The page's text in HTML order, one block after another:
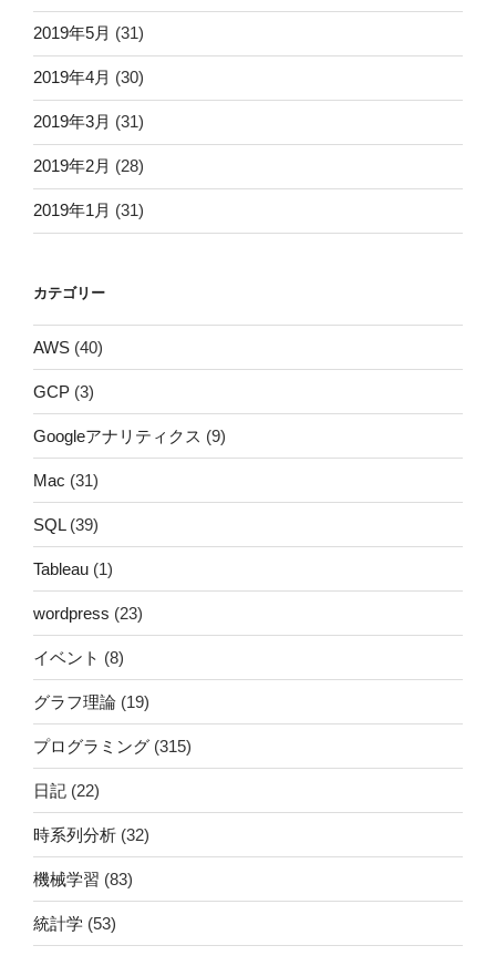
2019年5月 (31)
2019年4月 (30)
2019年3月 (31)
2019年2月 (28)
2019年1月 (31)
カテゴリー
AWS (40)
GCP (3)
Googleアナリティクス (9)
Mac (31)
SQL(39)
Tableau (1)
wordpress (23)
イベント (8)
グラフ理論 (19)
プログラミング (315)
日記 (22)
時系列分析 (32)
機械学習 (83)
統計学 (53)